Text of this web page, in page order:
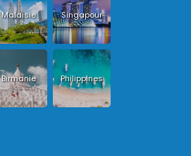
Malaisie Singapour
Birmanie Philippines